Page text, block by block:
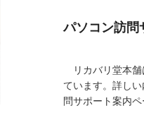
パソコン訪問
リカバリ堂本舗
ています。詳し
問サポート案内ペ